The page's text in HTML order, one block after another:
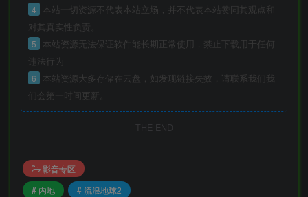
4
本站一切资源不代表本站立场，并不代表本站赞同其观点和
对其真实性负责。
5
本站资源无法保证软件能长期正常使用，禁止下载用于任何
违法行为
6
本站资源大多存储在云盘，如发现链接失效，请联系我们我
们会第一时间更新。
THE END
影音专区
# 内地
# 流浪地球2